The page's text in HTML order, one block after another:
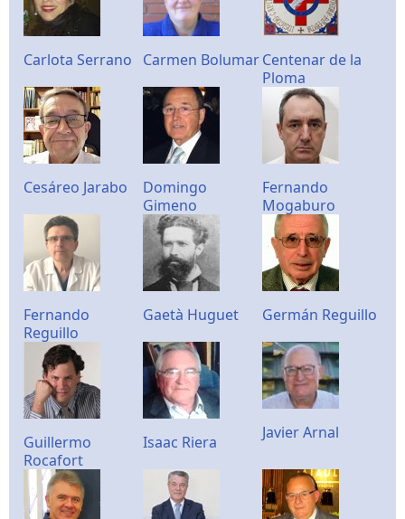
Carlota Serrano Carmen BolumarCentenar de la
Ploma
Cesáreo Jarabo
Domingo
Gimeno
Fernando
Mogaburo
Fernando
Reguillo
Gaetà Huguet Germán Reguillo
Guillermo
Rocafort
Isaac Riera Javier Arnal